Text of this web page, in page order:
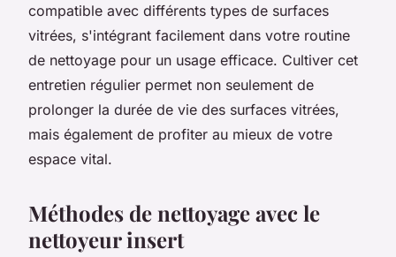
compatible avec différents types de surfaces
vitrées, s'intégrant facilement dans votre routine
de nettoyage pour un usage efficace. Cultiver cet
entretien régulier permet non seulement de
prolonger la durée de vie des surfaces vitrées,
mais également de profiter au mieux de votre
espace vital.
Méthodes de nettoyage avec le
nettoyeur insert